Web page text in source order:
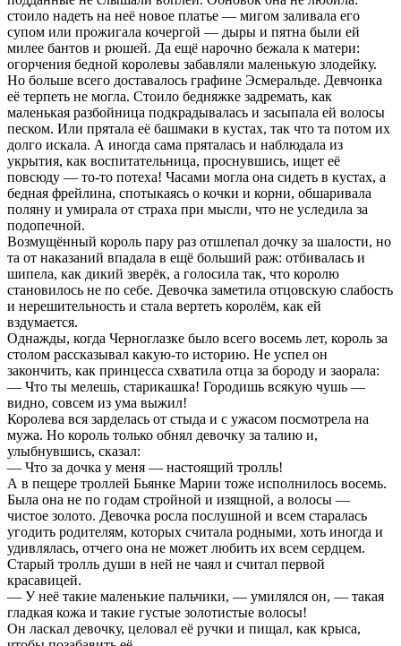
стоило надеть на неё новое платье — мигом заливала его
супом или прожигала кочергой — дыры и пятна были ей
милее бантов и рюшей. Да ещё нарочно бежала к матери:
огорчения бедной королевы забавляли маленькую злодейку.
Но больше всего доставалось графине Эсмеральде. Девчонка
её терпеть не могла. Стоило бедняжке задремать, как
маленькая разбойница подкрадывалась и засыпала ей волосы
песком. Или прятала её башмаки в кустах, так что та потом их
долго искала. А иногда сама пряталась и наблюдала из
укрытия, как воспитательница, проснувшись, ищет её
повсюду — то-то потеха! Часами могла она сидеть в кустах, а
бедная фрейлина, спотыкаясь о кочки и корни, обшаривала
поляну и умирала от страха при мысли, что не уследила за
подопечной.
Возмущённый король пару раз отшлепал дочку за шалости, но
та от наказаний впадала в ещё больший раж: отбивалась и
шипела, как дикий зверёк, а голосила так, что королю
становилось не по себе. Девочка заметила отцовскую слабость
и нерешительность и стала вертеть королём, как ей
вздумается.
Однажды, когда Черноглазке было всего восемь лет, король за
столом рассказывал какую-то историю. Не успел он
закончить, как принцесса схватила отца за бороду и заорала:
— Что ты мелешь, старикашка! Городишь всякую чушь —
видно, совсем из ума выжил!
Королева вся зарделась от стыда и с ужасом посмотрела на
мужа. Но король только обнял девочку за талию и,
улыбнувшись, сказал:
— Что за дочка у меня — настоящий тролль!
А в пещере троллей Бьянке Марии тоже исполнилось восемь.
Была она не по годам стройной и изящной, а волосы —
чистое золото. Девочка росла послушной и всем старалась
угодить родителям, которых считала родными, хоть иногда и
удивлялась, отчего она не может любить их всем сердцем.
Старый тролль души в ней не чаял и считал первой
красавицей.
— У неё такие маленькие пальчики, — умилялся он, — такая
гладкая кожа и такие густые золотистые волосы!
Он ласкал девочку, целовал её ручки и пищал, как крыса,